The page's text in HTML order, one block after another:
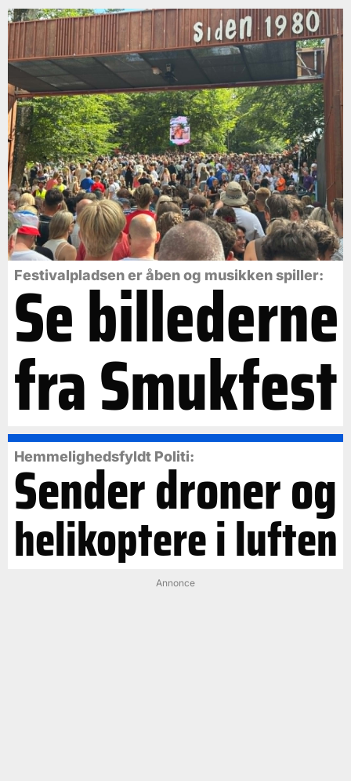
Festivalpladsen er åben og musikken spiller:
Se billederne
fra Smukfest
Hemmelighedsfyldt Politi:
Sender droner og
helikoptere i luften
Annonce